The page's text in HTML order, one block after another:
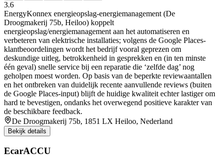
3.6
EnergyKonnex energieopslag-energiemanagement (De
Droogmakerij 75b, Heiloo) koppelt
energieopslag/energiemanagement aan het automatiseren en
verbeteren van elektrische installaties; volgens de Google Places-
klantbeoordelingen wordt het bedrijf vooral geprezen om
deskundige uitleg, betrokkenheid in gesprekken en (in ten minste
één geval) snelle service bij een reparatie die ‘zelfde dag’ nog
geholpen moest worden. Op basis van de beperkte reviewaantallen
en het ontbreken van duidelijk recente aanvullende reviews (buiten
de Google Places-input) blijft de huidige kwaliteit echter lastiger om
hard te bevestigen, ondanks het overwegend positieve karakter van
de beschikbare feedback.
De Droogmakerij 75b, 1851 LX Heiloo, Nederland
Bekijk details
EcarACCU